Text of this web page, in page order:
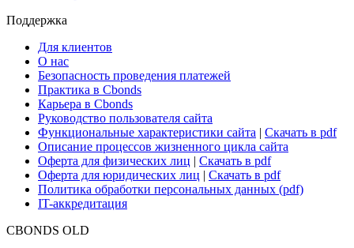
Сбондс-ТВ
Глоссарий
Поддержка
Для клиентов
О нас
Безопасность проведения платежей
Практика в Cbonds
Карьера в Cbonds
Руководство пользователя сайта
Функциональные характеристики сайта|Скачать в pdf
Описание процессов жизненного цикла сайта
Оферта для юридических лиц